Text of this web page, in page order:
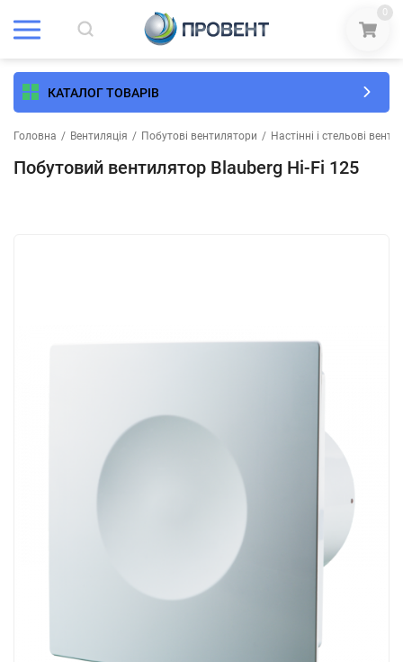
0
КАТАЛОГ ТОВАРІВ
Головна / Вентиляція / Побутові вентилятори / Настінні і стельові
Побутовий вентилятор Blauberg Hi-Fi 125